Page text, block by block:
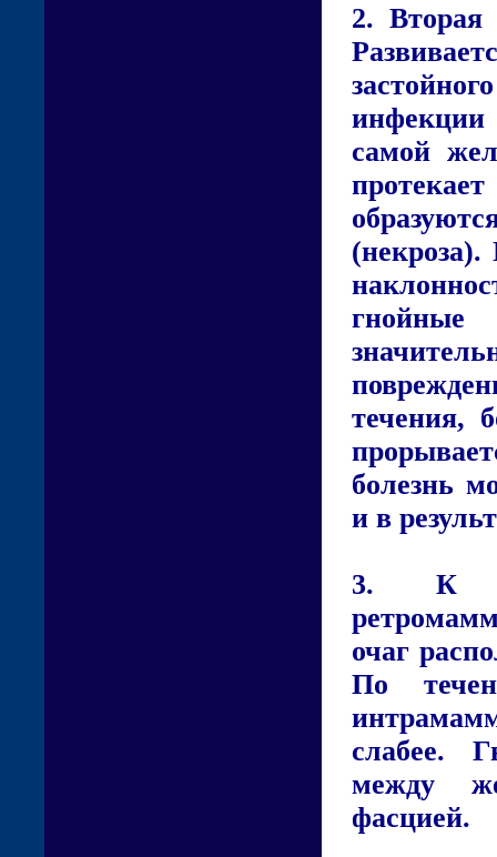
2.
инфекции
самой
течения,
болезнь
и в
3. К
очаг
По
слабее.
между
фасцией.